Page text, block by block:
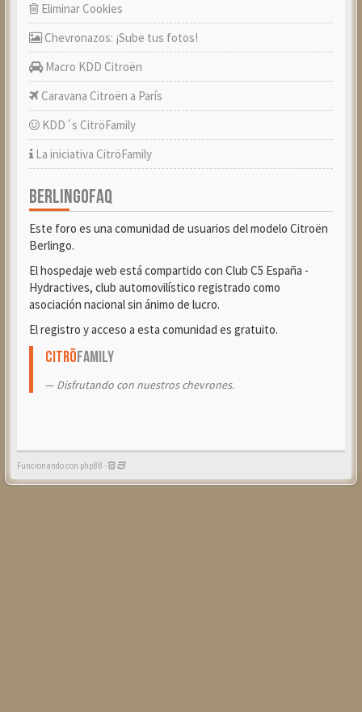
Eliminar Cookies
Chevronazos: ¡Sube tus fotos!
Macro KDD Citroën
Caravana Citroën a París
KDD´s CitröFamily
La iniciativa CitröFamily
BERLINGOFAQ
Este foro es una comunidad de usuarios del modelo Citroën
Berlingo.
El hospedaje web está compartido con Club C5 España -
Hydractives, club automovilístico registrado como
asociación nacional sin ánimo de lucro.
El registro y acceso a esta comunidad es gratuito.
CitröFamily
Disfrutando con nuestros chevrones.
Funcionando con phpBB -